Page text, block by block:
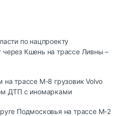
по нацпроекту
через Кшень на трассе Ливны –
на трассе М-8 грузовик Volvo
ДТП с иномарками
Подмосковья на трассе М-2